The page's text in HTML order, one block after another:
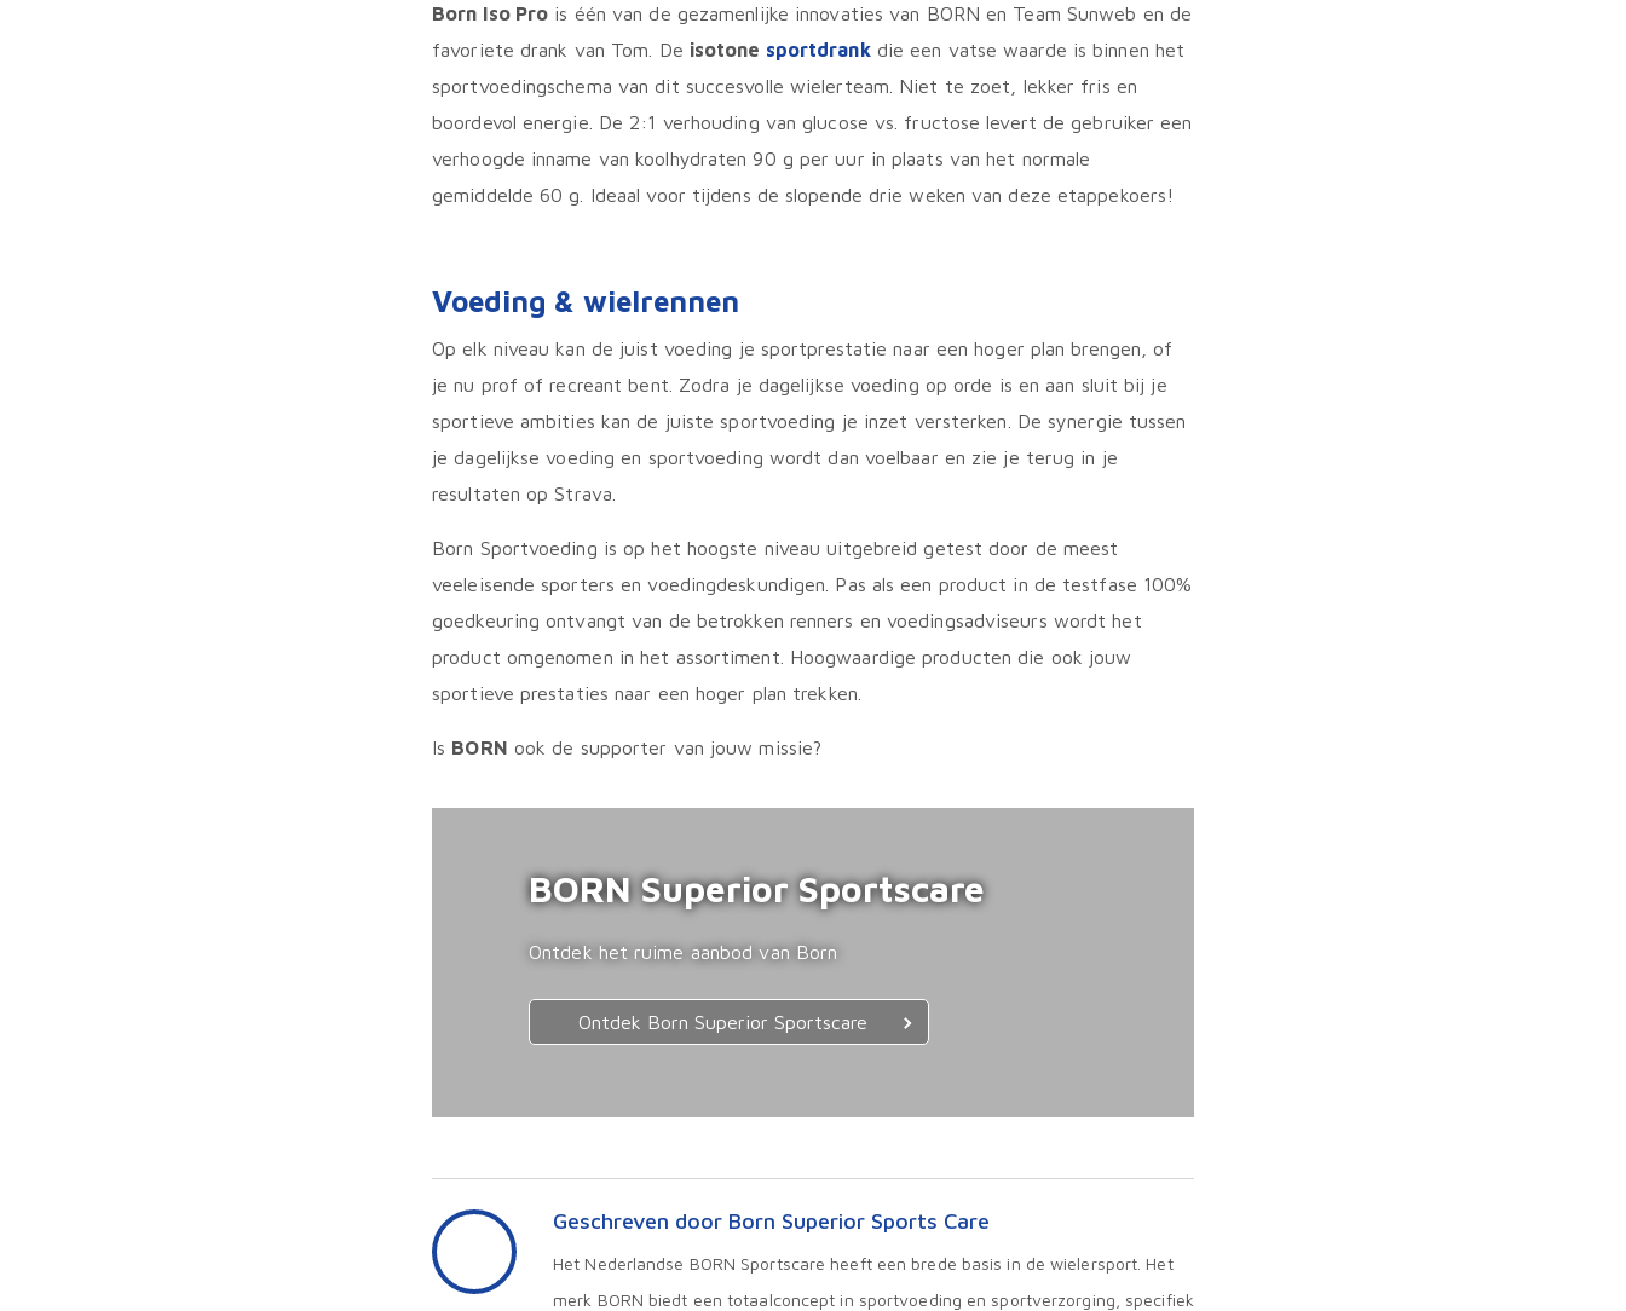
Born Iso Pro is één van de gezamenlijke innovaties van BORN en Team Sunweb en de
favoriete drank van Tom. De isotone sportdrankdie een vatse waarde is binnen het
sportvoedingschema van dit succesvolle wielerteam. Niet te zoet, lekker fris en
boordevol energie. De 2:1 verhouding van glucose vs. fructose levert de gebruiker een
verhoogde inname van koolhydraten 90 g per uur in plaats van het normale
gemiddelde 60 g. Ideaal voor tijdens de slopende drie weken van deze etappekoers!
Voeding & wielrennen
Op elk niveau kan de juist voeding je sportprestatie naar een hoger plan brengen, of
je nu prof of recreant bent. Zodra je dagelijkse voeding op orde is en aan sluit bij je
sportieve ambities kan de juiste sportvoeding je inzet versterken. De synergie tussen
je dagelijkse voeding en sportvoeding wordt dan voelbaar en zie je terug in je
resultaten op Strava.
Born Sportvoeding is op het hoogste niveau uitgebreid getest door de meest
veeleisende sporters en voedingdeskundigen. Pas als een product in de testfase 100%
goedkeuring ontvangt van de betrokken renners en voedingsadviseurs wordt het
product omgenomen in het assortiment. Hoogwaardige producten die ook jouw
sportieve prestaties naar een hoger plan trekken.
Is BORN ook de supporter van jouw missie?
BORN Superior Sportscare
Ontdek het ruime aanbod van Born
Ontdek Born Superior Sportscare
Geschreven door Born Superior Sports Care
Het Nederlandse BORN Sportscare heeft een brede basis in de wielersport. Het
merk BORN biedt een totaalconcept in sportvoeding en sportverzorging, specifiek